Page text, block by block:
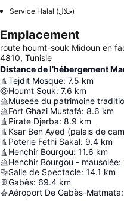
Service Halal (حلال)
Emplacement
route houmt-souk Midoun en
4810, Tunisie
Distance de l’hébergement
Tejdit Mosque: 7.5 km
Houmt Souk: 7.6 km
Museée du patrimoine
Fort Ghazi Mustafá: 8.6 km
Pirate Djerba: 8.9 km
Ksar Ben Ayed (palais de
Poterie Fethi Sakal: 9.4 km
Henchir Bourgou: 11.6 km
Henchir Bourgou - mausolée:
Salle de Spectacle: 14.1 km
Gabès: 69.4 km
Aéroport De Gabès-Matmata: